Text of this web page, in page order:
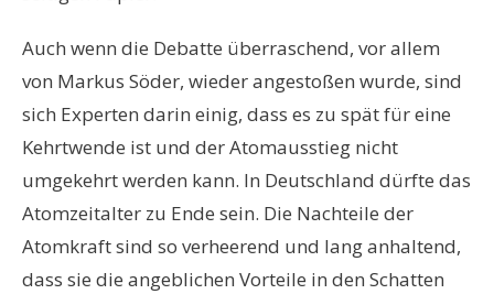
Auch wenn die Debatte überraschend, vor allem
von Markus Söder, wieder angestoßen wurde, sind
sich Experten darin einig, dass es zu spät für eine
Kehrtwende ist und der Atomausstieg nicht
umgekehrt werden kann. In Deutschland dürfte das
Atomzeitalter zu Ende sein. Die Nachteile der
Atomkraft sind so verheerend und lang anhaltend,
dass sie die angeblichen Vorteile in den Schatten